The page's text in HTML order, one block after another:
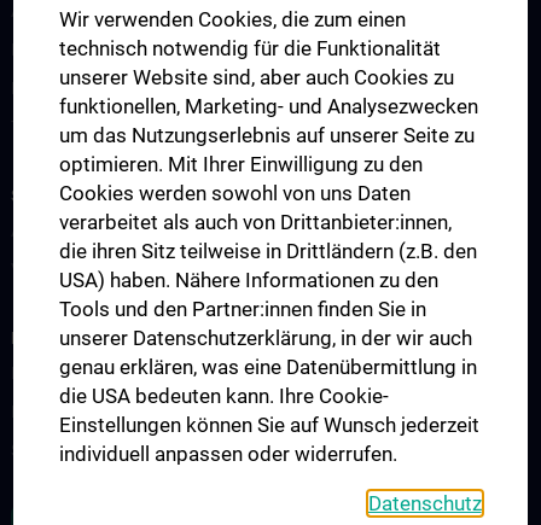
Allgemeine Informationen
Koordinatoren
Board Members
Transplant Forum
STUDIUM, AUS- UND WEITERBILDUNG
Ausbildung
Vergangene Veranstaltungen
FORSCHUNG
Research
Start-up grant
Wir verwenden Cookies, die zum einen
technisch notwendig für die Funktionalität
unserer Website sind, aber auch Cookies zu
funktionellen, Marketing- und Analysezwecken
um das Nutzungserlebnis auf unserer Seite zu
optimieren. Mit Ihrer Einwilligung zu den
Cookies werden sowohl von uns Daten
verarbeitet als auch von Drittanbieter:innen,
die ihren Sitz teilweise in Drittländern (z.B. den
USA) haben. Nähere Informationen zu den
Tools und den Partner:innen finden Sie in
unserer Datenschutzerklärung, in der wir auch
genau erklären, was eine Datenübermittlung in
die USA bedeuten kann. Ihre Cookie-
Einstellungen können Sie auf Wunsch jederzeit
individuell anpassen oder widerrufen.
Datenschutz